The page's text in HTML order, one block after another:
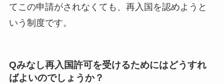
てこの申請がされなくても、再入国を認めようと
いう制度です。
Qみなし再入国許可を受けるためにはどうすれ
ばよいのでしょうか？